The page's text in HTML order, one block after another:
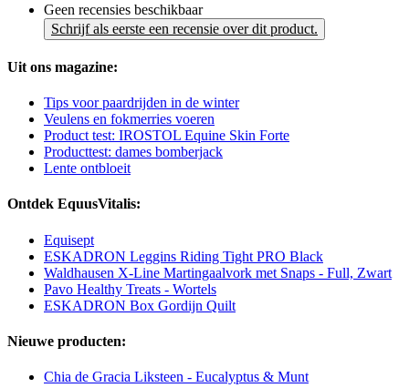
Geen recensies beschikbaar
Schrijf als eerste een recensie over dit product.
Uit ons magazine:
Tips voor paardrijden in de winter
Veulens en fokmerries voeren
Product test: IROSTOL Equine Skin Forte
Producttest: dames bomberjack
Lente ontbloeit
Ontdek EquusVitalis:
Equisept
ESKADRON Leggins Riding Tight PRO Black
Waldhausen X-Line Martingaalvork met Snaps - Full, Zwart
Pavo Healthy Treats - Wortels
ESKADRON Box Gordijn Quilt
Nieuwe producten:
Chia de Gracia Liksteen - Eucalyptus & Munt